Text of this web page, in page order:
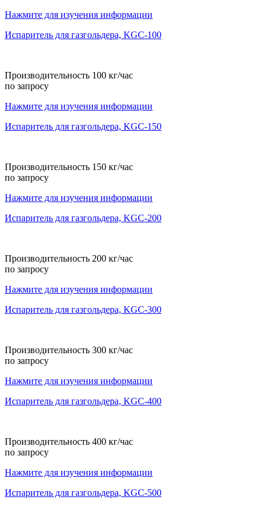
Нажмите для изучения информации
Испаритель для газгольдера, KGС-100
Производительность 100 кг/час
по запросу
Нажмите для изучения информации
Испаритель для газгольдера, KGС-150
Производительность 150 кг/час
по запросу
Нажмите для изучения информации
Испаритель для газгольдера, KGС-200
Производительность 200 кг/час
по запросу
Нажмите для изучения информации
Испаритель для газгольдера, KGС-300
Производительность 300 кг/час
по запросу
Нажмите для изучения информации
Испаритель для газгольдера, KGС-400
Производительность 400 кг/час
по запросу
Нажмите для изучения информации
Испаритель для газгольдера, KGС-500